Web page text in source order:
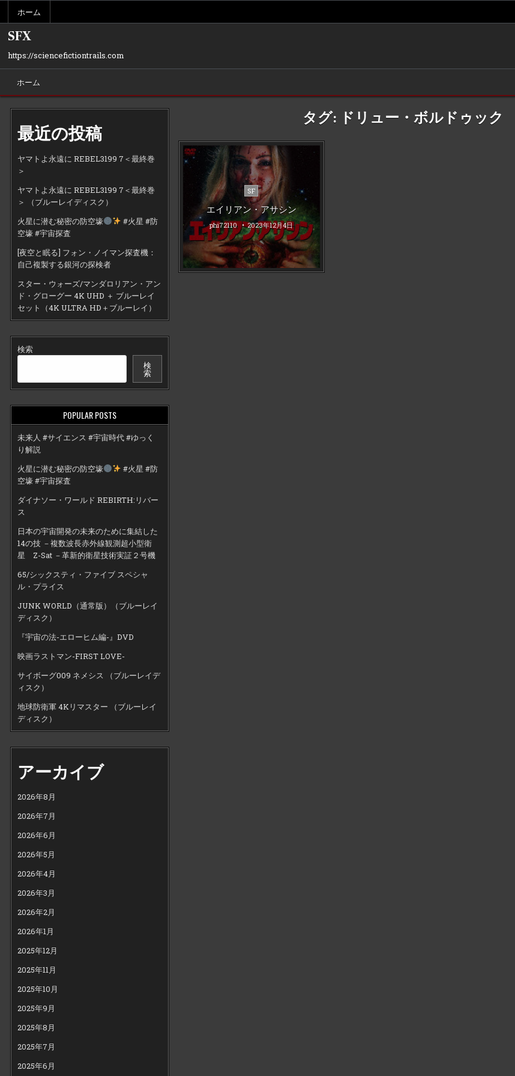
content
ホーム
SFX
https://sciencefictiontrails.com
ホーム
最近の投稿
ヤマトよ永遠に REBEL3199 7＜最終巻
＞
ヤマトよ永遠に REBEL3199 7＜最終巻
＞ （ブルーレイディスク）
火星に潜む秘密の防空壕
#火星 #防
空壕 #宇宙探査
[夜空と眠る] フォン・ノイマン探査機：
自己複製する銀河の探検者
スター・ウォーズ/マンダロリアン・アン
ド・グローグー 4K UHD ＋ ブルーレイ
セット（4K ULTRA HD＋ブルーレイ）
検索
検
索
POPULAR POSTS
未来人 #サイエンス #宇宙時代 #ゆっく
り解説
火星に潜む秘密の防空壕
#火星 #防
空壕 #宇宙探査
ダイナソー・ワールド REBIRTH:リバー
ス
日本の宇宙開発の未来のために集結した
14の技 －複数波長赤外線観測超小型衛
星 Z-Sat －革新的衛星技術実証２号機
65/シックスティ・ファイブ スペシャ
ル・プライス
JUNK WORLD（通常版）（ブルーレイ
ディスク）
『宇宙の法-エローヒム編-』DVD
映画ラストマン-FIRST LOVE-
サイボーグ009 ネメシス （ブルーレイデ
ィスク）
地球防衛軍 4Kリマスター （ブルーレイ
ディスク）
アーカイブ
2026年8月
2026年7月
2026年6月
2026年5月
2026年4月
2026年3月
2026年2月
2026年1月
2025年12月
2025年11月
2025年10月
2025年9月
2025年8月
2025年7月
2025年6月
タグ: ドリュー・ボルドゥック
Posted
in
SF
エイリアン・アサシン
phi72110 2023年12月4日